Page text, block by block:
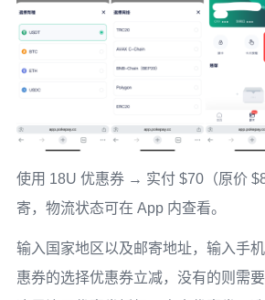
使用 18U 优惠券 → 实付 $70（原价
寄，物流状态可在 App 内查看。
输入国家地区以及邮寄地址，输入手
惠券的选择优惠券立减，没有的则需